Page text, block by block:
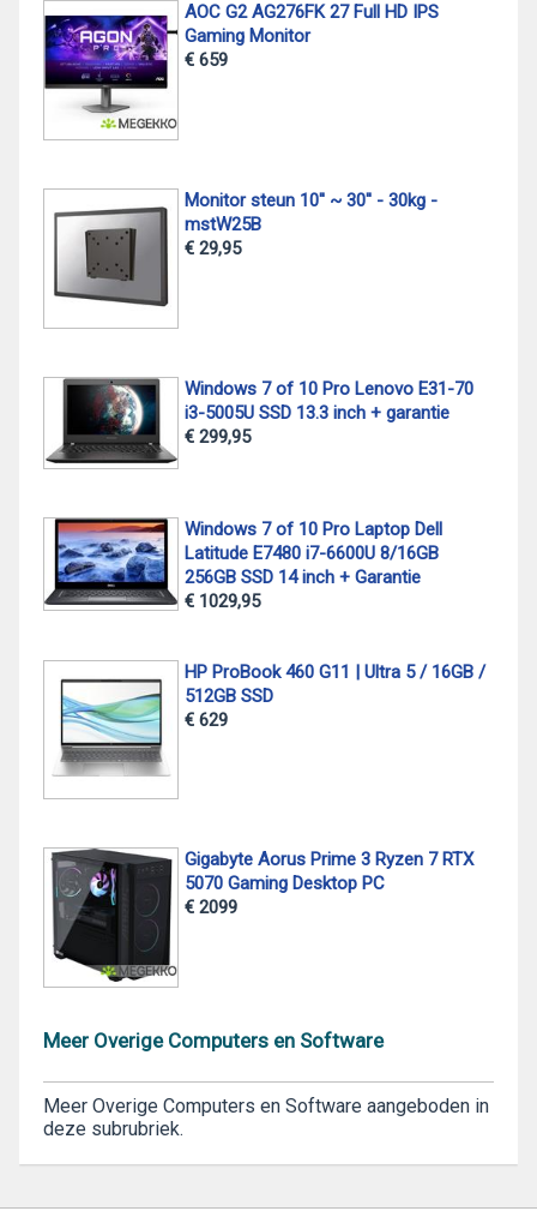
AOC G2 AG276FK 27 Full HD IPS
Gaming Monitor
€ 659
Monitor steun 10'' ~ 30'' - 30kg -
mstW25B
€ 29,95
Windows 7 of 10 Pro Lenovo E31-70
i3-5005U SSD 13.3 inch + garantie
€ 299,95
Windows 7 of 10 Pro Laptop Dell
Latitude E7480 i7-6600U 8/16GB
256GB SSD 14 inch + Garantie
€ 1029,95
HP ProBook 460 G11 | Ultra 5 / 16GB /
512GB SSD
€ 629
Gigabyte Aorus Prime 3 Ryzen 7 RTX
5070 Gaming Desktop PC
€ 2099
Meer Overige Computers en Software
Meer Overige Computers en Software aangeboden in
deze subrubriek.